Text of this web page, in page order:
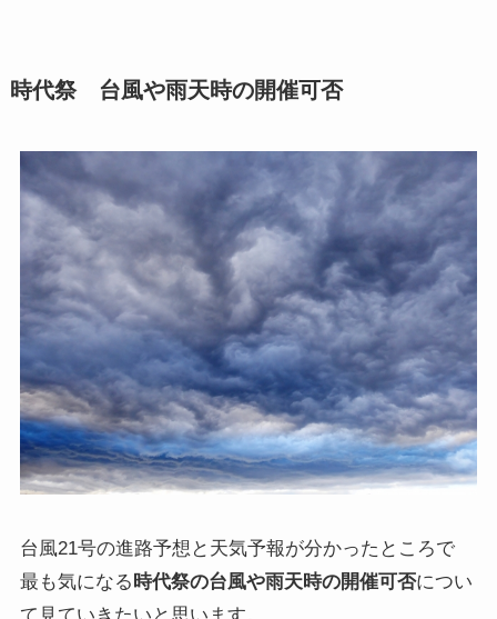
時代祭 台風や雨天時の開催可否
台風21号の進路予想と天気予報が分かったところで
最も気になる時代祭の台風や雨天時の開催可否につい